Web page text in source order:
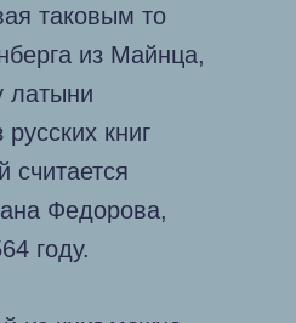
таковым то
из Майнца,
латыни
книг
считается
Федорова,
году.